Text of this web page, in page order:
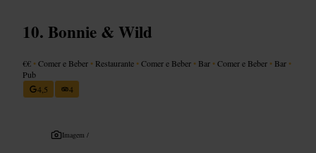
Bonnie & Wild
€€ •Comer e Beber • Restaurante •Comer e Beber • Bar •Comer e Beber • Bar •
Pub
4,5
4
Imagem /